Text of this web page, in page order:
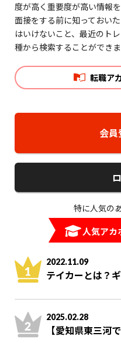
度が高く重要度が高い情報を
面接をする前に知っておい
はいけないこと、最近のト
種から検索することができま
転職ア
会員
特に人気の
人気アカ
2022.11.09
テイカーとは？
2025.02.28
【愛知県東三河